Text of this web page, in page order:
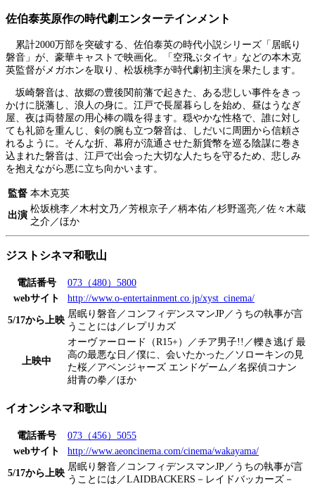
佐伯泰英原作の時代劇エンターテインメント
累計2000万部を突破する、佐伯泰英の時代小説シリーズ「居眠り
磐音」が、豪華キャストで映画化。「空飛ぶタイヤ」などの本木克
英監督がメガホンを取り、松坂桃李が時代劇初主演を果たします。
坂崎磐音は、故郷の豊後関前藩で起きた、ある悲しい事件をきっ
かけに脱藩し、浪人の身に。江戸で長屋暮らしを始め、昼はうなぎ
屋、夜は両替屋の用心棒の職を得ます。穏やかな性格で、誰に対し
ても礼節を重んじ、剣の腕も立つ磐音は、しだいに周囲から信頼さ
れるように。そんな折、幕府が流通させた新貨幣を巡る陰謀に巻き
込まれた磐音は、江戸で出会った大切な人たちを守るため、悲しみ
を抱えながら悪に立ち向かいます。
監督 本木克英
出演
松坂桃李／木村文乃／芳根京子／柄本佑／杉野遥亮／佐々木蔵
之介／ほか
ジストシネマ和歌山
電話番号
073（480）5800
webサイト
http://www.o-entertainment.co.jp/xyst_cinema/
5/17から上映
居眠り磐音／コンフィデンスマンJP／うちの執事が言
うことには／レプリカズ
上映中
オーヴァーロード（R15+）／チア男子!!／轢き逃げ 最
高の最悪な日／僕に、会いたかった／ソローキンの見
た桜／アベンジャーズ エンドゲーム／名探偵コナン
紺青の拳／ほか
イオンシネマ和歌山
電話番号
073（456）5055
webサイト
http://www.aeoncinema.com/cinema/wakayama/
5/17から上映
居眠り磐音／コンフィデンスマンJP／うちの執事が言
うことには／LAIDBACKERS－レイドバッカーズ－